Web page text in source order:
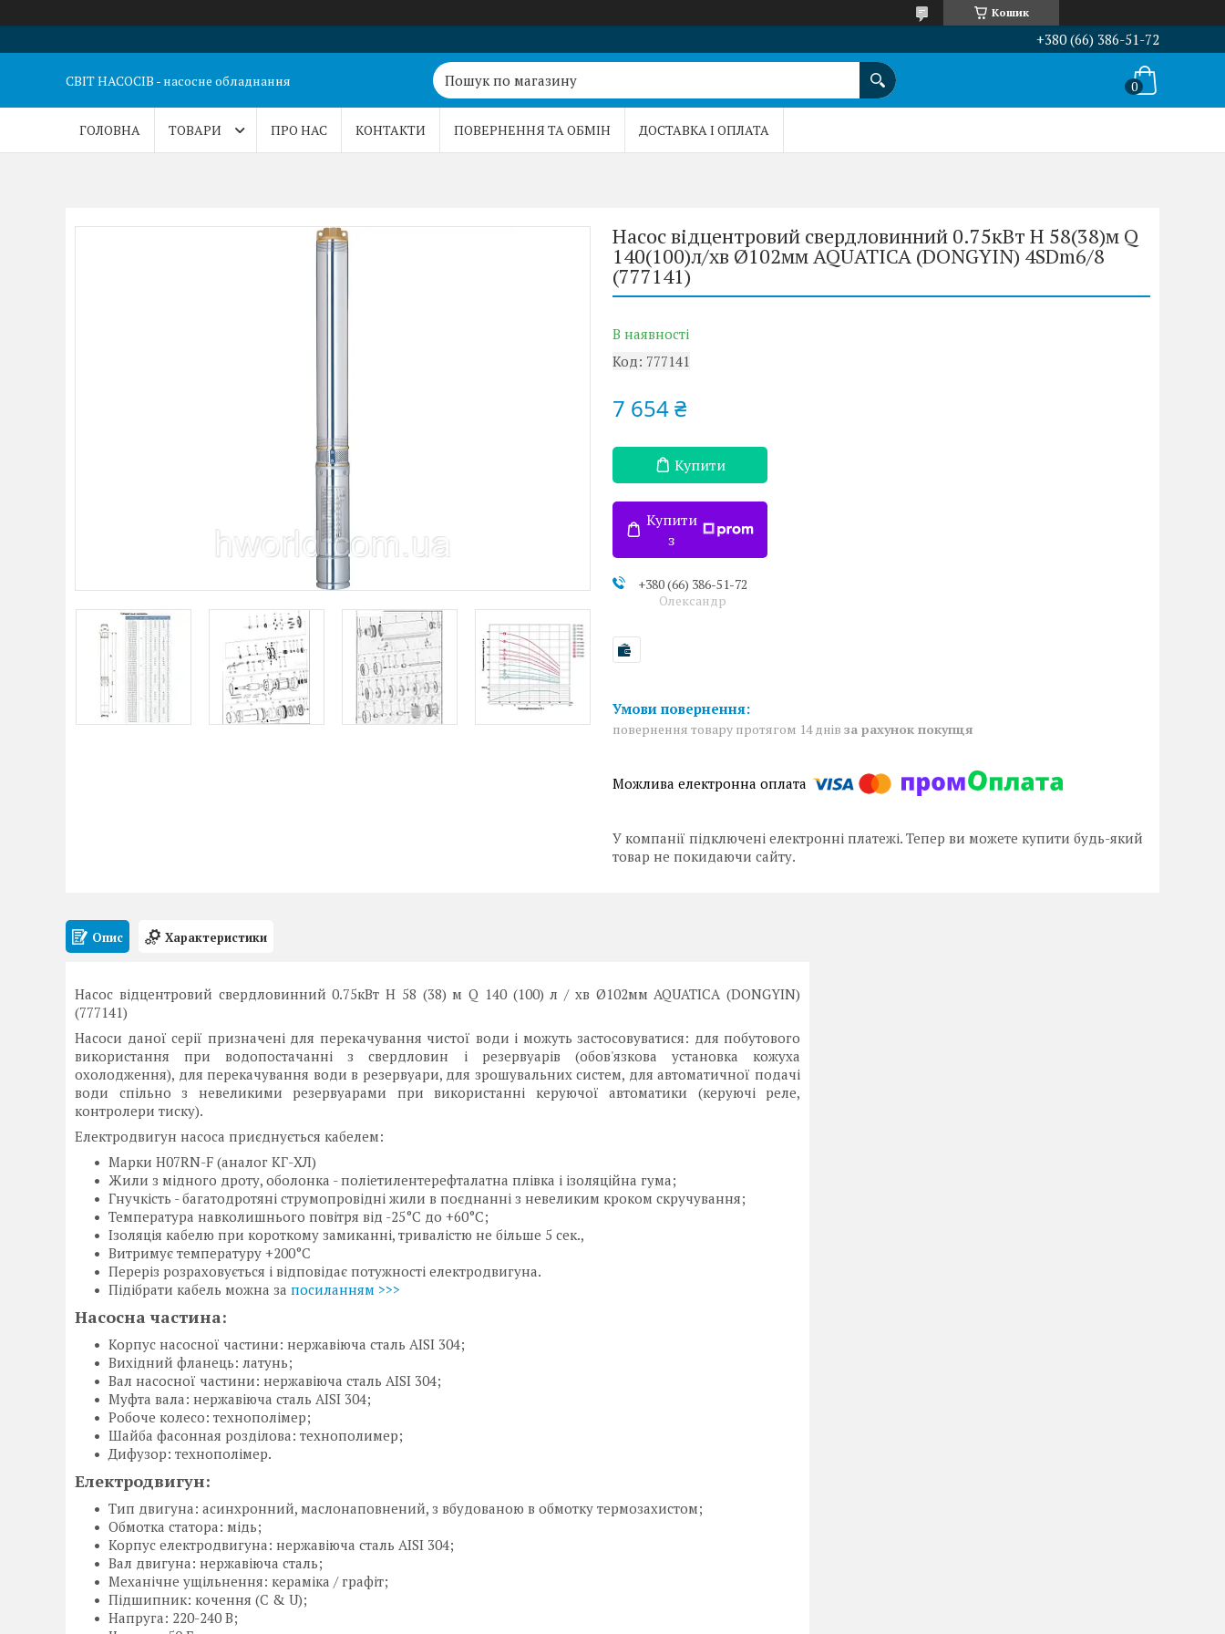
Кошик
+380 (66) 386-51-72
СВІТ НАСОСІВ - насосне обладнання
ГОЛОВНА ТОВАРИ ПРО НАС КОНТАКТИ ПОВЕРНЕННЯ ТА ОБМІН ДОСТАВКА І ОПЛАТА
Насос відцентровий свердловинний 0.75кВт H 58(38)м Q
140(100)л/хв Ø102мм AQUATICA (DONGYIN) 4SDm6/8
(777141)
В наявності
Код: 777141
7 654 ₴
Купити
Купити
з
+380 (66) 386-51-72
Олександр
повернення товару протягом 14 днів за рахунок покупця
У компанії підключені електронні платежі. Тепер ви можете купити будь-який
товар не покидаючи сайту.
Опис Характеристики
Насос відцентровий свердловинний 0.75кВт H 58 (38) м Q 140 (100) л / хв Ø102мм AQUATICA (DONGYIN)
(777141)
Насоси даної серії призначені для перекачування чистої води і можуть застосовуватися: для побутового
використання при водопостачанні з свердловин і резервуарів (обов'язкова установка кожуха
охолодження), для перекачування води в резервуари, для зрошувальних систем, для автоматичної подачі
води спільно з невеликими резервуарами при використанні керуючої автоматики (керуючі реле,
контролери тиску).
Електродвигун насоса приєднується кабелем:
Марки H07RN-F (аналог КГ-ХЛ)
Жили з мідного дроту, оболонка - поліетилентерефталатна плівка і ізоляційна гума;
Гнучкість - багатодротяні струмопровідні жили в поєднанні з невеликим кроком скручування;
Температура навколишнього повітря від -25°C до +60°C;
Ізоляція кабелю при короткому замиканні, тривалістю не більше 5 сек.,
Витримує температуру +200°C
Переріз розраховується і відповідає потужності електродвигуна.
Підібрати кабель можна за посиланням >>>
Насосна частина:
Корпус насосної частини: нержавіюча сталь AISI 304;
Вихідний фланець: латунь;
Вал насосної частини: нержавіюча сталь AISI 304;
Муфта вала: нержавіюча сталь AISI 304;
Робоче колесо: технополімер;
Шайба фасонная розділова: технополимер;
Дифузор: технополімер.
Електродвигун:
Тип двигуна: асинхронний, маслонаповнений, з вбудованою в обмотку термозахистом;
Обмотка статора: мідь;
Корпус електродвигуна: нержавіюча сталь AISI 304;
Вал двигуна: нержавіюча сталь;
Механічне ущільнення: кераміка / графіт;
Підшипник: кочення (C & U);
Напруга: 220-240 В;